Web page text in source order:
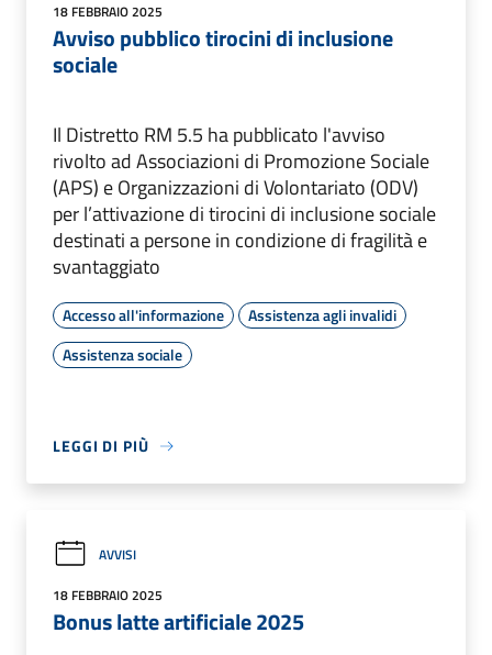
18 FEBBRAIO 2025
Avviso pubblico tirocini di inclusione
sociale
Il Distretto RM 5.5 ha pubblicato l'avviso
rivolto ad Associazioni di Promozione Sociale
(APS) e Organizzazioni di Volontariato (ODV)
per l’attivazione di tirocini di inclusione sociale
destinati a persone in condizione di fragilità e
svantaggiato
Accesso all'informazione
Assistenza agli invalidi
Assistenza sociale
LEGGI DI PIÙ
AVVISI
18 FEBBRAIO 2025
Bonus latte artificiale 2025